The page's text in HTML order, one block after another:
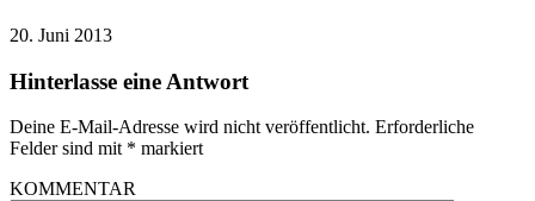
20. Juni 2013
Hinterlasse eine Antwort
Deine E-Mail-Adresse wird nicht veröffentlicht. Erforderliche
Felder sind mit * markiert
KOMMENTAR